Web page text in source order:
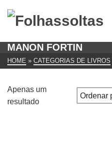
MANON FORTIN
HOME » CATEGORIAS DE LIVROS
Apenas um
resultado